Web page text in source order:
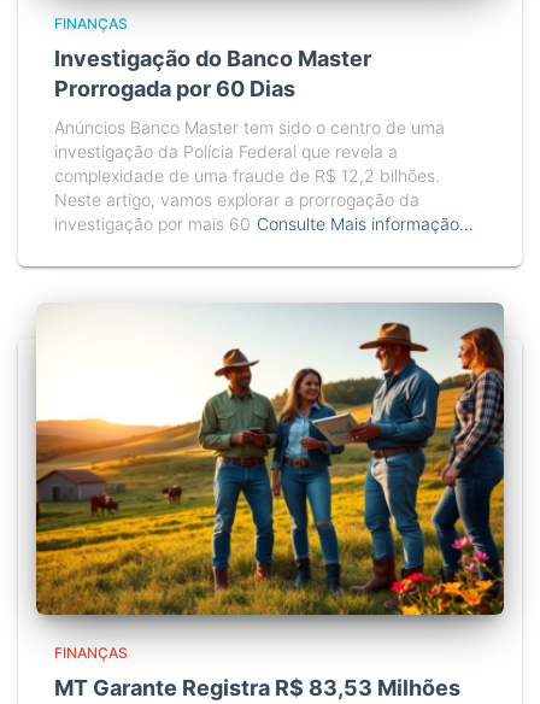
FINANÇAS
Investigação do Banco Master
Prorrogada por 60 Dias
Anúncios Banco Master tem sido o centro de uma
investigação da Polícia Federal que revela a
complexidade de uma fraude de R$ 12,2 bilhões.
Neste artigo, vamos explorar a prorrogação da
investigação por mais 60 Consulte Mais informação…
FINANÇAS
MT Garante Registra R$ 83,53 Milhões